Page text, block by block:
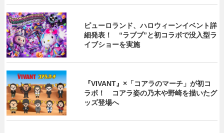
ピューロランド、ハロウィーンイベント詳
細発表！ “ラブブ”と初コラボで没入型ラ
イブショーを実施
『VIVANT』×「コアラのマーチ」が初コ
ラボ！ コアラ姿の乃木や野崎を描いたグ
ッズ登場へ